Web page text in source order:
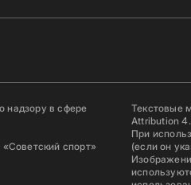
надзору в сфере
спорт»
Текстовые
Attribution
При
(если он